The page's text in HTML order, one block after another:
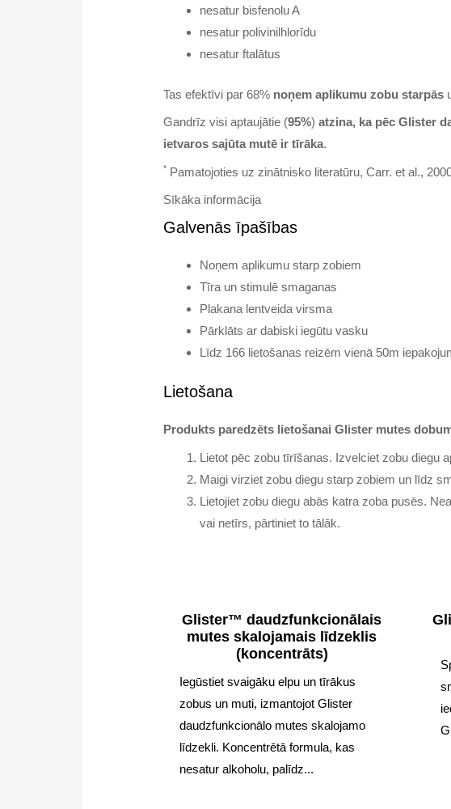
nesatur bisfenolu A
nesatur polivinilhlorīdu
nesatur ftalātus
Tas efektīvi par 68% noņem aplikumu zobu starpās
Gandrīz visi aptaujātie (95%)atzina, ka pēc Glister
ietvaros sajūta mutē ir tīrāka.
* Pamatojoties uz zinātnisko literatūru, Carr. et al.,
Sīkāka informācija
Galvenās īpašības
Noņem aplikumu starp zobiem
Tīra un stimulē smaganas
Plakana lentveida virsma
Pārklāts ar dabiski iegūtu vasku
Līdz 166 lietošanas reizēm vienā 50m
Lietošana
Produkts paredzēts lietošanai Glister mutes
Lietot pēc zobu tīrīšanas. Izvelciet zobu diegu
Maigi virziet zobu diegu starp zobiem un līdz
Lietojiet zobu diegu abās katra zoba pusēs.
vai netīrs, pārtiniet to tālāk.
Glister™ daudzfunkcionālais
mutes skalojamais līdzeklis
(koncentrāts)
Iegūstiet svaigāku elpu un tīrākus
zobus un muti, izmantojot Glister
daudzfunkcionālo mutes skalojamo
līdzekli. Koncentrētā formula, kas
nesatur alkoholu, palīdz...